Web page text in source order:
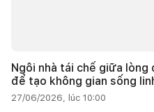
Ngôi nhà tái chế giữa
để tạo không gian sống
27/06/2026, lúc 10:00